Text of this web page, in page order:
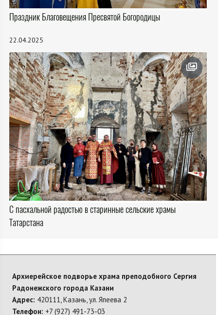
Праздник Благовещения Пресвятой Богородицы
22.04.2025
С пасхальной радостью в старинные сельские храмы
Татарстана
Архиерейское подворье храма преподобного Сергия
Радонежского города Казани
Адрес: 420111, Казань, ул. Япеева 2
Телефон: +7 (927) 491-73-03